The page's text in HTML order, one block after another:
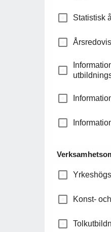
Statistisk
Konst-